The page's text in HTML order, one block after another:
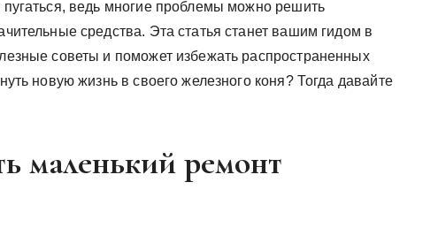
ведь многие проблемы можно решить
средства. Эта статья станет вашим гидом в
советы и поможет избежать распространенных
новую жизнь в своего железного коня? Тогда давайте
маленький ремонт